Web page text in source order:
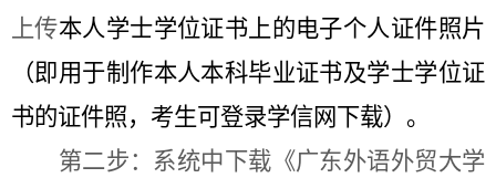
上传本人学士学位证书上的电子个人证件照片
（即用于制作本人本科毕业证书及学士学位证
书的证件照，考生可登录学信网下载）。
第二步：系统中下载《广东外语外贸大学